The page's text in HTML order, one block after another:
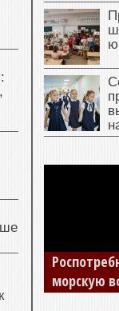
морскую